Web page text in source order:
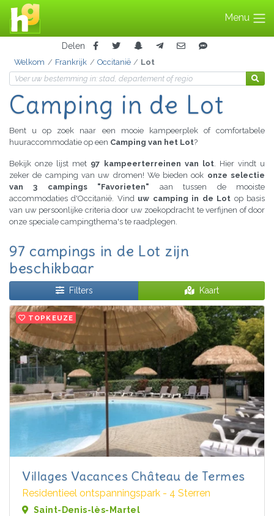
Menu
Delen
Welkom Frankrijk Occitanië Lot
Camping in de Lot
Bent u op zoek naar een mooie kampeerplek of comfortabele
huuraccommodatie op een Camping van het Lot?
Bekijk onze lijst met 97 kampeerterreinen van lot. Hier vindt u
zeker de camping van uw dromen! We bieden ook onze selectie
van 3 campings "Favorieten" aan tussen de mooiste
accommodaties d'Occitanië. Vind uw camping in de Lot op basis
van uw persoonlijke criteria door uw zoekopdracht te verfijnen of door
onze speciale campingthema's te raadplegen.
97 campings in de Lot zijn
beschikbaar
Filters Kaart
TOPKEUZE
Villages Vacances Château de Termes
Residentieel ontspanningspark - 4 Sterren
Saint-Denis-lès-Martel